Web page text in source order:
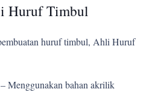
Huruf Timbul
huruf timbul, Ahli Huruf
– Menggunakan bahan akrilik